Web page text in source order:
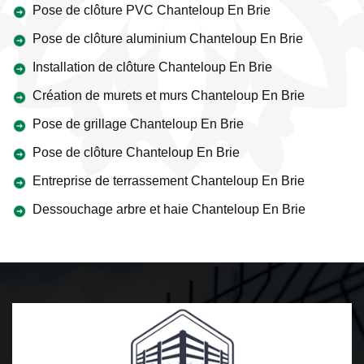
Pose de clôture PVC Chanteloup En Brie
Pose de clôture aluminium Chanteloup En Brie
Installation de clôture Chanteloup En Brie
Création de murets et murs Chanteloup En Brie
Pose de grillage Chanteloup En Brie
Pose de clôture Chanteloup En Brie
Entreprise de terrassement Chanteloup En Brie
Dessouchage arbre et haie Chanteloup En Brie